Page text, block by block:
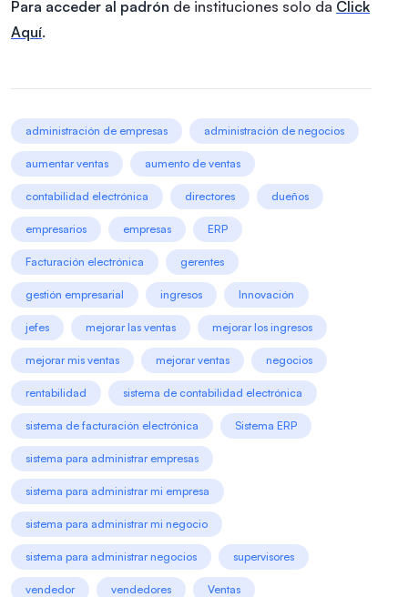
Para acceder al padrón de instituciones solo da Click
Aquí.
administración de empresas administración de negocios
aumentar ventas aumento de ventas
contabilidad electrónica directores dueños
empresarios empresas ERP
Facturación electrónica gerentes
gestión empresarial ingresos Innovación
jefes mejorar las ventas mejorar los ingresos
mejorar mis ventas mejorar ventas negocios
rentabilidad sistema de contabilidad electrónica
sistema de facturación electrónica Sistema ERP
sistema para administrar empresas
sistema para administrar mi empresa
sistema para administrar mi negocio
sistema para administrar negocios supervisores
vendedor vendedores Ventas